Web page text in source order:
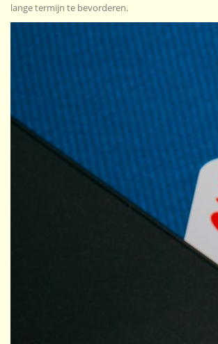
lange termijn te bevorderen.